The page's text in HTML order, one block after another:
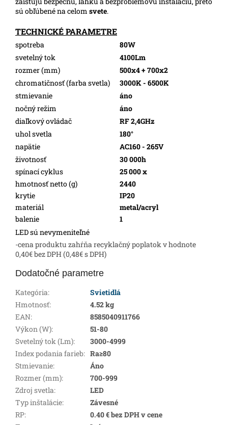
sú obľúbené na celom svete.
TECHNICKÉ PARAMETRE
spotreba
80W
svetelný tok
4100Lm
rozmer (mm)
500x4 + 700x2
chromatičnosť (farba svetla)
3000K - 6500K
stmievanie
áno
nočný režim
áno
diaľkový ovládač
RF 2,4GHz
uhol svetla
180°
napätie
AC160 - 265V
životnosť
30 000h
spínací cyklus
25 000 x
hmotnosť netto (g)
2440
krytie
IP20
materiál
metal/acryl
balenie
1
LED sú nevymeniteľné
-cena produktu zahŕňa recyklačný poplatok v hodnote
0,40€ bez DPH (0,48€ s DPH)
Dodatočné parametre
Kategória:
Svietidlá
Hmotnosť:
4.52 kg
EAN:
8585040911766
Výkon (W):
51-80
Svetelný tok (Lm):
3000-4999
Index podania farieb: Ra≥80
Stmievanie:
Áno
Rozmer (mm):
700-999
Zdroj svetla:
LED
Typ inštalácie:
Závesné
RP:
0.40 € bez DPH v cene